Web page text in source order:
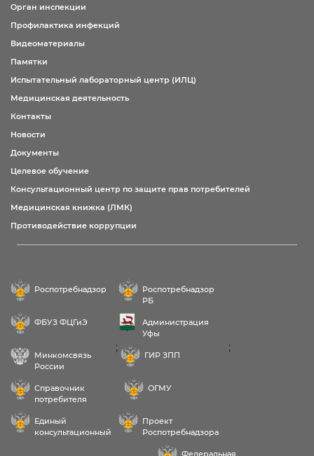
Орган инспекции
Профилактика инфекций
Видеоматериалы
Памятки
Испытательный лабораторный центр (ИЛЦ)
Медицинская деятельность
Контакты
Новости
Документы
Целевое обучение
Консультационный центр по защите прав потребителей
Медицинская книжка (ЛМК)
Противодействие коррупции
Роспотребнадзор
Роспотребнадзор
РБ
ФБУЗ ФЦГиЭ
Администрация
Уфы
Минкомсвязь
России
;
ГИР ЗПП
;
Справочник
потребителя
ОГМУ
Единый
консультационный
Проект
Роспотребнадзора
РФ «Здоровое
Федеральная